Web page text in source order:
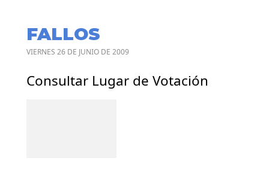
FALLOS
VIERNES 26 DE JUNIO DE 2009
Consultar Lugar de Votación